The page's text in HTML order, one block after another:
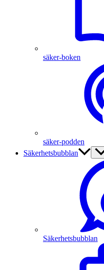
säker-boken
säker-podden
Säkerhetsbubblan
Säkerhetsbubblan